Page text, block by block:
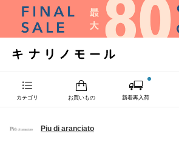
カテゴリ お買いもの 新着再入荷
Piu di aranciato